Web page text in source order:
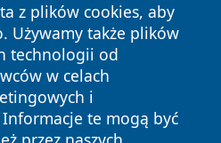
z plików cookies, aby
Używamy także plików
technologii od
w celach
i
Informacje te mogą być
Wszystkie prawa